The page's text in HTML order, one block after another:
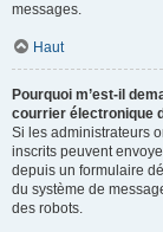
messages.
Haut
Pourquoi m’est-il
courrier électronique
Si les administrateurs
inscrits peuvent
depuis un formulaire
du système de
des robots.